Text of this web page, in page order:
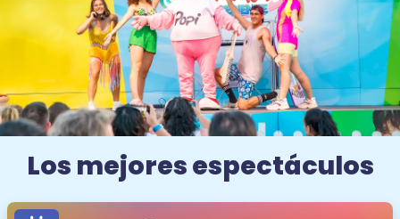
Abierto hoy de 19:00 a 00:00
El parque
Los mejores espectáculos